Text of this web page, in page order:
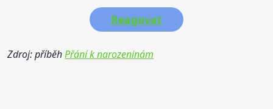
Reagovat
Zdroj: příběhPřání k narozeninám